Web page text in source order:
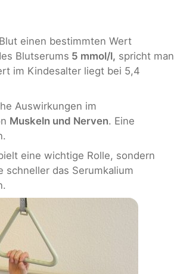
einen bestimmten Wert
Blutserums 5 mmol/l, spricht man
im Kindesalter liegt bei 5,4
Auswirkungen im
Muskeln und Nerven. Eine
eine wichtige Rolle, sondern
schneller das Serumkalium